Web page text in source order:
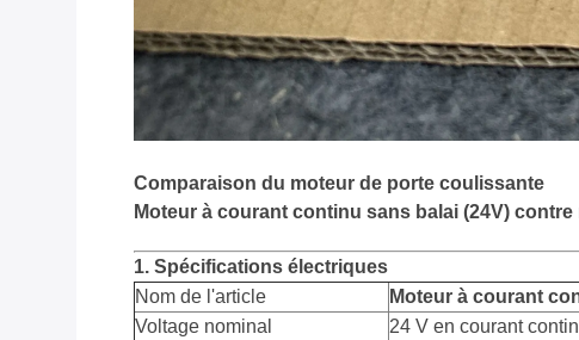
Comparaison du moteur de porte coulissante
Moteur à courant continu sans balai (24V)
1. Spécifications électriques
Nom de l'article
Moteur à courant
Voltage nominal
24 V en courant